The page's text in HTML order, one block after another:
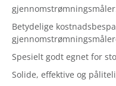
Betydelige
Spesielt godt egnet for
Solide, effektive og